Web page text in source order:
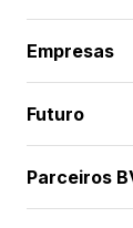
Empresas
Futuro
Parceiros